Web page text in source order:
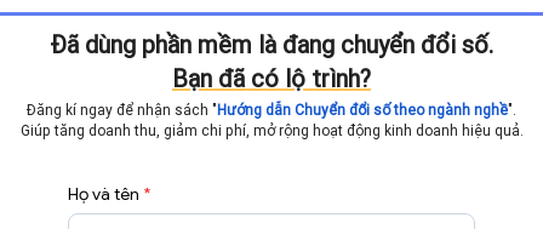
Đã dùng phần mềm là đang chuyển đổi số.
Bạn đã có lộ trình?
Đăng kí ngay để nhận sách "Hướng dẫn Chuyển đổi số theo ngành nghề".
Giúp tăng doanh thu, giảm chi phí, mở rộng hoạt động kinh doanh hiệu quả.
Họ và tên *